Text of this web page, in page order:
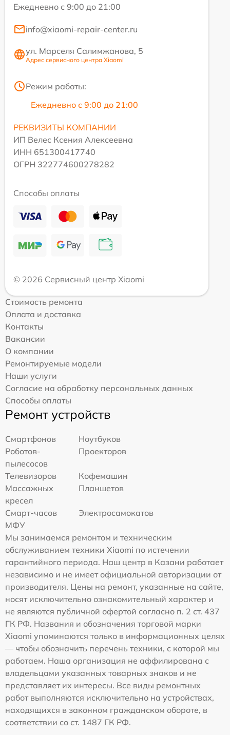
Ежедневно с 9:00 до 21:00
info@xiaomi-repair-center.ru
ул. Марселя Салимжанова, 5
Адрес сервисного центра Xiaomi
Режим работы:
Ежедневно с 9:00 до 21:00
РЕКВИЗИТЫ КОМПАНИИ
ИП Велес Ксения Алексеевна
ИНН 651300417740
ОГРН 322774600278282
Способы оплаты
© 2026 Сервисный центр Xiaomi
Стоимость ремонта
Оплата и доставка
Контакты
Вакансии
О компании
Ремонтируемые модели
Наши услуги
Согласие на обработку персональных данных
Способы оплаты
Ремонт устройств
Смартфонов
Ноутбуков
Роботов-
пылесосов
Проекторов
Телевизоров
Кофемашин
Массажных
кресел
Планшетов
Смарт-часов
Электросамокатов
МФУ
Мы занимаемся ремонтом и техническим
обслуживанием техники Xiaomi по истечении
гарантийного периода. Наш центр в Казани работает
независимо и не имеет официальной авторизации от
производителя. Цены на ремонт, указанные на сайте,
носят исключительно ознакомительный характер и
не являются публичной офертой согласно п. 2 ст. 437
ГК РФ. Названия и обозначения торговой марки
Xiaomi упоминаются только в информационных целях
— чтобы обозначить перечень техники, с которой мы
работаем. Наша организация не аффилирована с
владельцами указанных товарных знаков и не
представляет их интересы. Все виды ремонтных
работ выполняются исключительно на устройствах,
находящихся в законном гражданском обороте, в
соответствии со ст. 1487 ГК РФ.